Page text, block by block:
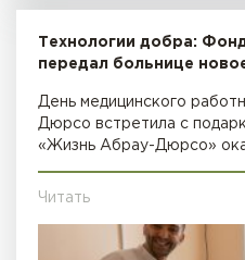
Технологии добра:
передал больнице
День медицинского
Дюрсо встретила с
«Жизнь Абрау-Дюрсо»
Читать